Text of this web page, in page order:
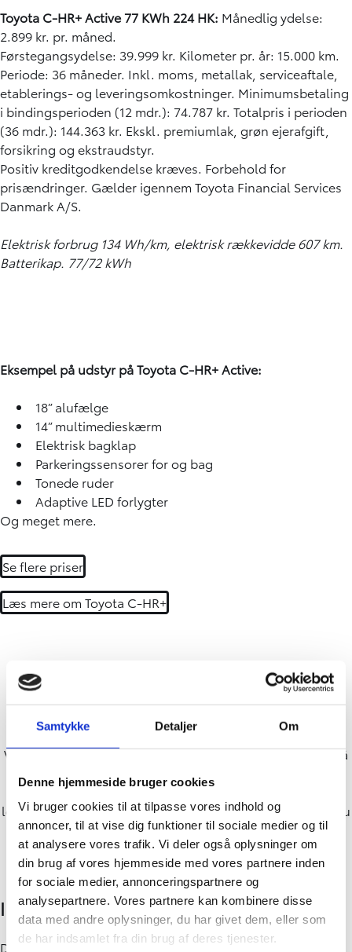
Samtykke Detaljer Om
Denne hjemmeside bruger cookies
Vi bruger cookies til at tilpasse vores indhold og
annoncer, til at vise dig funktioner til sociale medier og til
at analysere vores trafik. Vi deler også oplysninger om
din brug af vores hjemmeside med vores partnere inden
for sociale medier, annonceringspartnere og
analysepartnere. Vores partnere kan kombinere disse
data med andre oplysninger, du har givet dem, eller som
de har indsamlet fra din brug af deres tjenester.
Toyota C-HR+ Active 77 KWh 224 HK: Månedlig ydelse:
2.899 kr. pr. måned.
Førstegangsydelse: 39.999 kr. Kilometer pr. år: 15.000 km.
Periode: 36 måneder. Inkl. moms, metallak, serviceaftale,
etablerings- og leveringsomkostninger. Minimumsbetaling
i bindingsperioden (12 mdr.): 74.787 kr. Totalpris i perioden
(36 mdr.): 144.363 kr. Ekskl. premiumlak, grøn ejerafgift,
forsikring og ekstraudstyr.
Positiv kreditgodkendelse kræves. Forbehold for
prisændringer. Gælder igennem Toyota Financial Services
Danmark A/S.
Elektrisk forbrug 134 Wh/km, elektrisk rækkevidde 607 km.
Batterikap. 77/72 kWh
Eksempel på udstyr på Toyota C-HR+ Active:
18” alufælge
14” multimedieskærm
Elektrisk bagklap
Parkeringssensorer for og bag
Tonede ruder
Adaptive LED forlygter
Og meget mere.
Se flere priser
Læs mere om Toyota C-HR+
Fordelene ved privatleasing
Vælger du at privatlease din nye bil, kender du ydelsen på
have haft. Og så kan du med fordel komme ned hos din
lokale Toyota-forhandler og prøve din bil helt gratis, før du
bestemmer dig for, hvilken bil du ønsker at privatlease.
Ingen uforudsete regninger
Du kender den månedlige ydelse, så du har som